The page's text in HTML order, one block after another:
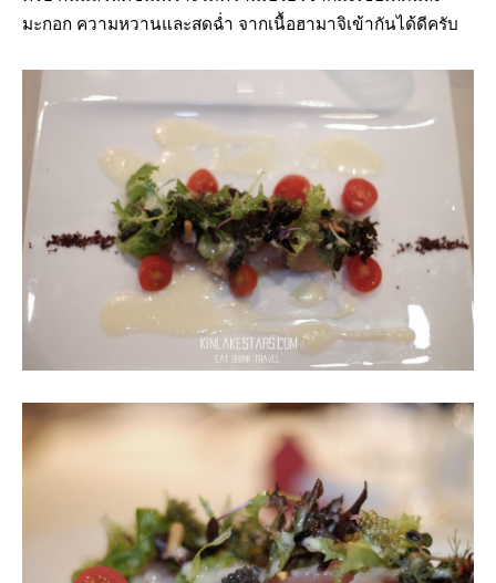
มะกอก ความหวานและสดฉ่ำ จากเนื้อฮามาจิเข้ากันได้ดีครับ